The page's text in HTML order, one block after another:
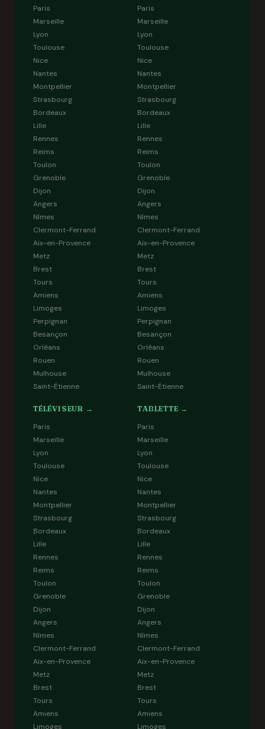
Paris
Marseille
Lyon
Toulouse
Nice
Nantes
Montpellier
Strasbourg
Bordeaux
Lille
Rennes
Reims
Toulon
Grenoble
Dijon
Angers
Nîmes
Clermont-Ferrand
Aix-en-Provence
Metz
Brest
Tours
Amiens
Limoges
Perpignan
Besançon
Orléans
Rouen
Mulhouse
Saint-Étienne
Paris
Marseille
Lyon
Toulouse
Nice
Nantes
Montpellier
Strasbourg
Bordeaux
Lille
Rennes
Reims
Toulon
Grenoble
Dijon
Angers
Nîmes
Clermont-Ferrand
Aix-en-Provence
Metz
Brest
Tours
Amiens
Limoges
Perpignan
Besançon
Orléans
Rouen
Mulhouse
Saint-Étienne
TÉLÉVISEUR →
Paris
Marseille
Lyon
Toulouse
Nice
Nantes
Montpellier
Strasbourg
Bordeaux
Lille
Rennes
Reims
Toulon
Grenoble
Dijon
Angers
Nîmes
Clermont-Ferrand
Aix-en-Provence
Metz
Brest
Tours
Amiens
Limoges
TABLETTE →
Paris
Marseille
Lyon
Toulouse
Nice
Nantes
Montpellier
Strasbourg
Bordeaux
Lille
Rennes
Reims
Toulon
Grenoble
Dijon
Angers
Nîmes
Clermont-Ferrand
Aix-en-Provence
Metz
Brest
Tours
Amiens
Limoges